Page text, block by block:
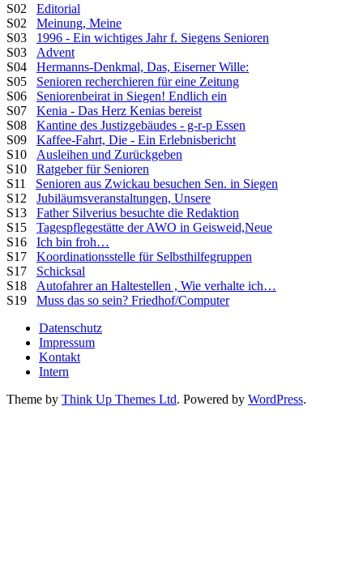
S02 Editorial
S02 Meinung, Meine
S03 1996 - Ein wichtiges Jahr f. Siegens Senioren
S03 Advent
S04 Hermanns-Denkmal, Das, Eiserner Wille:
S05 Senioren recherchieren für eine Zeitung
S06 Seniorenbeirat in Siegen! Endlich ein
S07 Kenia - Das Herz Kenias bereist
S08 Kantine des Justizgebäudes - g-r-p Essen
S09 Kaffee-Fahrt, Die - Ein Erlebnisbericht
S10 Ausleihen und Zurückgeben
S10 Ratgeber für Senioren
S11 Senioren aus Zwickau besuchen Sen. in Siegen
S12 Jubiläumsveranstaltungen, Unsere
S13 Father Silverius besuchte die Redaktion
S15 Tagespflegestätte der AWO in Geisweid,Neue
S16 Ich bin froh…
S17 Koordinationsstelle für Selbsthilfegruppen
S17 Schicksal
S18 Autofahrer an Haltestellen , Wie verhalte ich…
S19 Muss das so sein? Friedhof/Computer
Datenschutz
Impressum
Kontakt
Intern
Theme by Think Up Themes Ltd. Powered by WordPress.